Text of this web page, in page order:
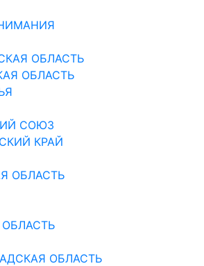
ОБЛАСТЬ
ОБЛАСТЬ
СОЮЗ
КРАЙ
ОБЛАСТЬ
ОБЛАСТЬ